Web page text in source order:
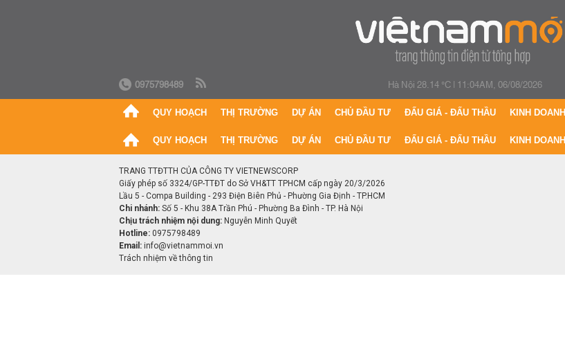
0975798489 Hà Nội 28.14 °C| 11:04AM, 06/08/2026
QUY HOẠCH THỊ TRƯỜNG DỰ ÁN CHỦ ĐẦU TƯ ĐẤU GIÁ - ĐẤU THẦU KINH DOANH
QUY HOẠCH THỊ TRƯỜNG DỰ ÁN CHỦ ĐẦU TƯ ĐẤU GIÁ - ĐẤU THẦU KINH DOANH
TRANG TTĐTTH CỦA CÔNG TY VIETNEWSCORP
Giấy phép số 3324/GP-TTĐT do Sở VH&TT TPHCM cấp ngày 20/3/2026
Lầu 5 - Compa Building - 293 Điện Biên Phủ - Phường Gia Định - TP.HCM
Chi nhánh: Số 5 - Khu 38A Trần Phú - Phường Ba Đình - TP. Hà Nội
Chịu trách nhiệm nội dung: Nguyễn Minh Quyết
Hotline: 0975798489
Email: info@vietnammoi.vn
Trách nhiệm về thông tin